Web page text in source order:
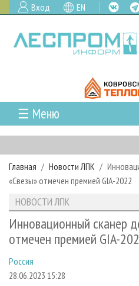
Вход EN
☰ Меню
ГЛАВНАЯ
РУБРИКИ И ТЕМЫ
РУБРИКИ ЖУРНАЛА
ЛЕСОЗАГОТОВКА
ЛЕСОПИЛЕНИЕ
СУШКА ДРЕВЕСИНЫ
НОВОСТИ
НОВОСТИ ЛПК
НОВОСТИ ЖУРНАЛА
ПРОЕКТЫ ЛПИ
АНАЛИТИКА
ПРЕДПРИЯТИЯ ЛПК
ПЕРСОНЫ
АРХИВ ЖУРНАЛОВ
О ЖУРНАЛЕ
КОНТАКТЫ
РЕКЛАМОДАТЕЛЯМ
РЕКЛАМА
Главная Новости ЛПК
«Свезы» отмечен премией GIA-2022
НОВОСТИ ЛПК
Инновационный сканер
отмечен премией GIA-
Россия
28.06.2023 15:28